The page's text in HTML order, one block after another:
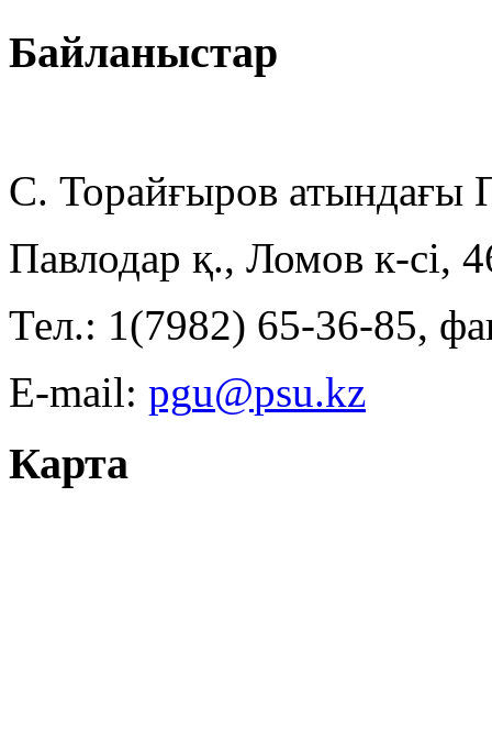
Байланыстар
С. Торайғыров
Павлодар қ., Ломов к-сі,
Тел.: 1(7982) 65-36-85,
E-mail:
Карта